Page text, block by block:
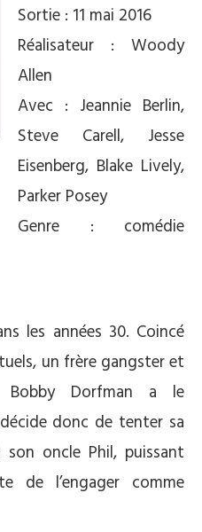
Sortie : 11 mai 2016
Réalisateur : Woody
Allen
Avec : Jeannie Berlin,
Steve Carell, Jesse
Eisenberg, Blake Lively,
Parker Posey
Genre : comédie
les années 30. Coincé
un frère gangster et
Bobby Dorfman a le
donc de tenter sa
oncle Phil, puissant
de l’engager comme